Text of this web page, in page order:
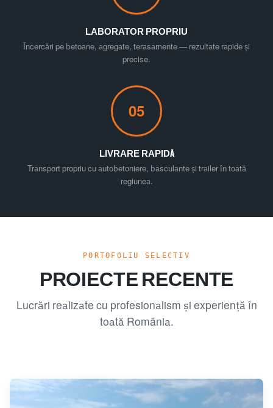
LABORATOR PROPRIU
Încercări pe betoane, agregate, terasamente — rezultate rapide și
precise.
05
LIVRARE RAPIDĂ
Transport propriu cu autobetoniere, basculante și trailer în toată
regiunea.
PORTOFOLIU SELECTIV
PROIECTE RECENTE
Lucrări realizate cu profesionalism și experiență în
toată România.
INDUSTRIAL
AMENAJARE HIDROENERGETICĂ PE RÂUL